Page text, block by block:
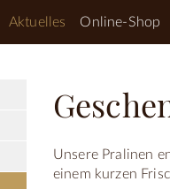
Aktuelles Online-Shop
Unsere Pralinen
einem kurzen